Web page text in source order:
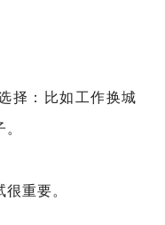
择：比如工作换城
重要。